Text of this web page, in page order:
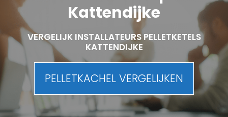
Kattendijke
VERGELIJK INSTALLATEURS PELLETKETELS
KATTENDIJKE
PELLETKACHEL VERGELIJKEN